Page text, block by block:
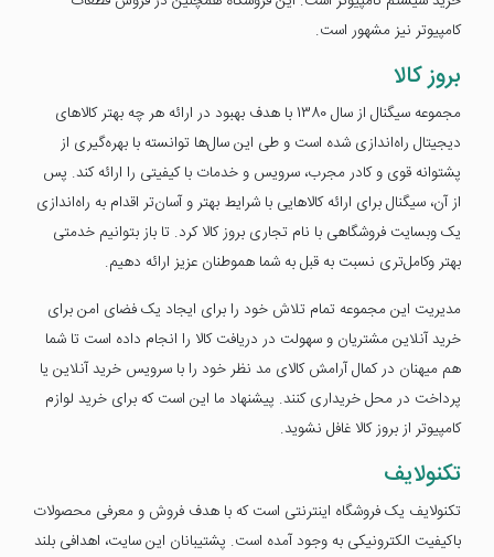
کامپیوتر نیز مشهور است.
بروز کالا
مجموعه سیگنال از سال 1380 با هدف بهبود در ارائه هر چه بهتر کالاهای
دیجیتال راه‌اندازی شده است و طی این سال‌ها توانسته با بهره‌گیری از
پشتوانه قوی و کادر مجرب، سرویس و خدمات با کیفیتی را ارائه کند. پس
از آن، سیگنال برای ارائه کالاهایی با شرایط بهتر و آسان‌تر اقدام به راه‌اندازی
یک وبسایت فروشگاهی با نام تجاری بروز کالا کرد. تا باز بتوانیم خدمتی
بهتر وکامل‌تری نسبت به قبل به شما هموطنان عزیز ارائه دهیم.
مدیریت این مجموعه تمام تلاش خود را برای ایجاد یک فضای امن برای
خرید آنلاین مشتریان و سهولت در دریافت کالا را انجام داده است تا شما
هم میهنان در کمال آرامش کالای مد نظر خود را با سرویس خرید آنلاین یا
پرداخت در محل خریداری کنند. پیشنهاد ما این است که برای خرید لوازم
کامپیوتر از بروز کالا غافل نشوید.
تکنولایف
تکنولایف یک فروشگاه اینترنتی است که با هدف فروش و معرفی محصولات
باکیفیت الکترونیکی به وجود آمده است. پشتیبانان این سایت، اهدافی بلند